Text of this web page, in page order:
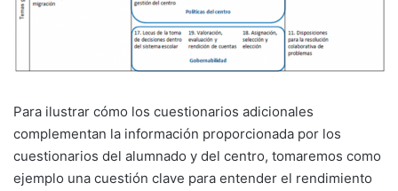
Para ilustrar cómo los cuestionarios adicionales
complementan la información proporcionada por los
cuestionarios del alumnado y del centro, tomaremos como
ejemplo una cuestión clave para entender el rendimiento